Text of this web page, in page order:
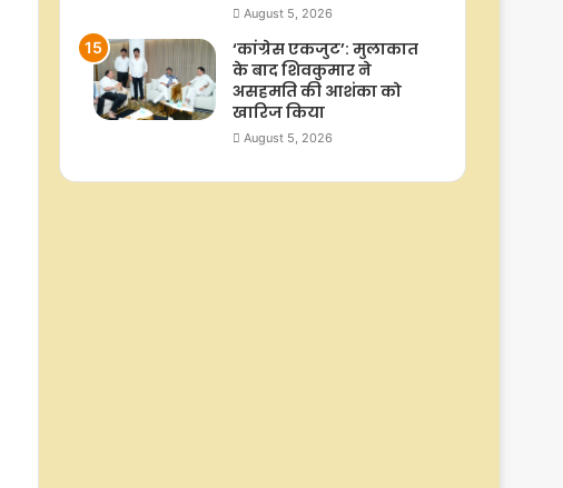
August 5, 2026
‘कांग्रेस एकजुट’: मुलाकात
के बाद शिवकुमार ने
असहमति की आशंका को
खारिज किया
August 5, 2026